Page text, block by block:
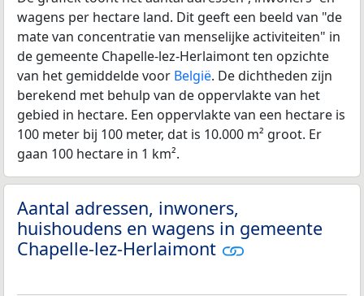
wagens per hectare land. Dit geeft een beeld van "de
mate van concentratie van menselijke activiteiten" in
de gemeente Chapelle-lez-Herlaimont ten opzichte
van het gemiddelde voor België. De dichtheden zijn
berekend met behulp van de oppervlakte van het
gebied in hectare. Een oppervlakte van een hectare is
100 meter bij 100 meter, dat is 10.000 m² groot. Er
gaan 100 hectare in 1 km².
Aantal adressen, inwoners,
huishoudens en wagens in gemeente
Chapelle-lez-Herlaimont